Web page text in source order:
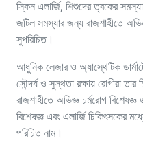
স্কিন এলার্জি, শিশুদের ত্বকের
জটিল সমস্যার জন্য রাজশাহীতে
সুপরিচিত।
আধুনিক লেজার ও অ্যাস্থেটিক
সৌন্দর্য ও সুস্থতা রক্ষায় রোগীরা
রাজশাহীতে অভিজ্ঞ চর্মরোগ
বিশেষজ্ঞ এবং এলার্জি চিকিৎসকের
পরিচিত নাম।